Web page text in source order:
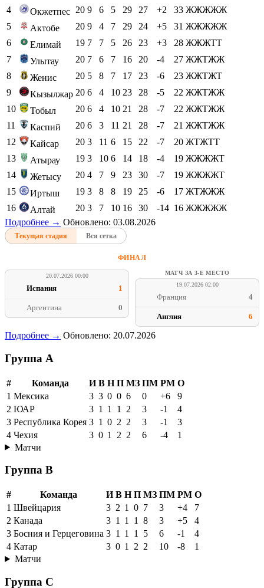
4
Окжетпес 20 9 6 5 29 27 +2 33 ЖЖЖЖЖ
5
Актобе 20 9 4 7 29 24 +5 31 ЖЖЖЖЖ
6
Елимай 19 7 7 5 26 23 +3 28 ЖЖЖТТ
7
Улытау 20 7 6 7 16 20 -4 27 ЖЖТЖЖ
8
Женис 20 5 8 7 17 23 -6 23 ЖЖТЖТ
9
Кызылжар 20 6 4 10 23 28 -5 22 ЖЖТЖЖ
10
Тобыл 20 6 4 10 21 28 -7 22 ЖЖТЖЖ
11
Каспий 20 6 3 11 21 28 -7 21 ЖЖТЖЖ
12
Кайсар 20 3 11 6 15 22 -7 20 ЖТЖТТ
13
Атырау 19 3 10 6 14 18 -4 19 ЖЖЖЖТ
14
Жетысу 20 4 7 9 23 30 -7 19 ЖЖЖЖТ
15
Иртыш 19 3 8 8 19 25 -6 17 ЖТЖЖЖ
16
Алтай 20 3 7 10 16 30 -14 16 ЖЖЖЖЖ
Подробнее → Обновлено: 03.08.2026
Текущая стадия Вся сетка
ФИНАЛ
20.07.2026 00:00
Испания 1
Аргентина 0
МАТЧ ЗА 3-Е МЕСТО
19.07.2026 02:00
Франция 4
Англия 6
Подробнее → Обновлено: 20.07.2026
Группа A
# Команда И В Н П МЗ ПМ РМ О
1 Мексика 3 3 0 0 6 0 +6
9
2 ЮАР 3 1 1 1 2 3 -1
4
3 Республика Корея 3 1 0 2 2 3 -1
3
4 Чехия 3 0 1 2 2 6 -4
1
Матчи
Группа B
# Команда И В Н П МЗ ПМ РМ О
1 Швейцария 3 2 1 0 7 3 +4
7
2 Канада 3 1 1 1 8 3 +5
4
3 Босния и Герцеговина 3 1 1 1 5 6 -1
4
4 Катар 3 0 1 2 2 10 -8
1
Матчи
Группа C